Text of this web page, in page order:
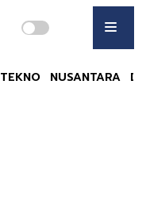
TEKNO NUSANTARA